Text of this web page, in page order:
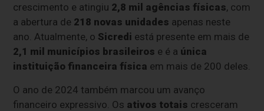
crescimento e atingiu 2,8 mil agências físicas, com
a abertura de 218 novas unidades apenas neste
ano. Atualmente, o Sicredi está presente em mais de
2,1 mil municípios brasileiros e é a única
instituição financeira física em mais de 200 deles.
O ano de 2024 também marcou um avanço
financeiro expressivo. Os ativos totais cresceram